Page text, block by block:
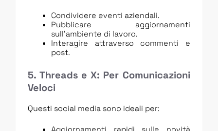
Condividere eventi aziendali.
Pubblicare aggiornamenti
sull’ambiente di lavoro.
Interagire attraverso commenti e
post.
5. Threads e X: Per Comunicazioni
Veloci
Questi social media sono ideali per: